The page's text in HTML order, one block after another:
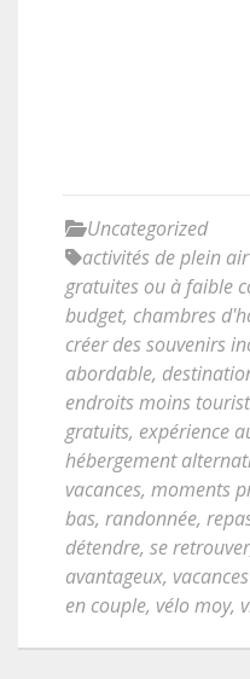
Uncategorized
activités de plein
gratuites ou à faible
budget, chambres
créer des souvenirs
abordable,
endroits moins
gratuits, expérience
hébergement
vacances, moments
bas, randonnée,
détendre, se retrouver
avantageux,
en couple, vélo moy,